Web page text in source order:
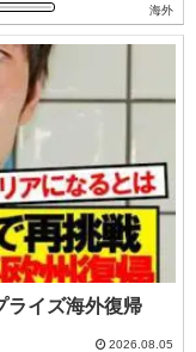
海外
ライズ海外復帰
2026.08.05